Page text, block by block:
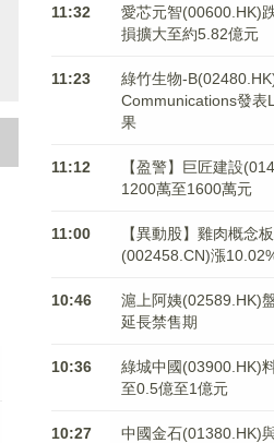
11:32
愛芯元智(00600.HK)
損擴大至約5.82億元
11:23
綠竹生物-
Communications發表
果
11:12
【盈警】巨匠建設
1200萬至1600萬元
11:00
【異動股】雞肉概念
(002458.CN)漲
10:46
滬上阿姨(02589.HK)
延長禁售期
10:36
綠城中國(03900.HK)
至0.5億至1億元
10:27
中國金石(01380.HK)